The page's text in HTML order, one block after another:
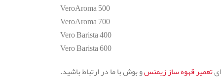
VeroAroma 500
VeroAroma 700
Vero Barista 400
Vero Barista 600
تعمیر قهوه ساز زیمنسو بوش با ما در ارتباط باشید.